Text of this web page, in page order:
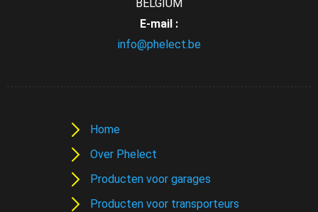
BELGIUM
E-mail :
info@phelect.be
Home
Over Phelect
Producten voor garages
Producten voor transporteurs